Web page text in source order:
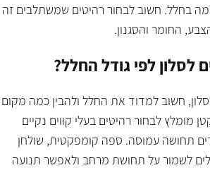
בחלל. חשוב לבחור רהיטים שמשתלבים זה
החומר והסגנון.
לסלון לפי גודל החלל?
חשוב למדוד את החלל ולהבין כמה מקום
מומלץ לבחור רהיטים בעלי קווים נקיים
תחושה עמוסה. ספה קומפקטית, שולחן
לשמור על תחושת מרחב ולאפשר תנועה